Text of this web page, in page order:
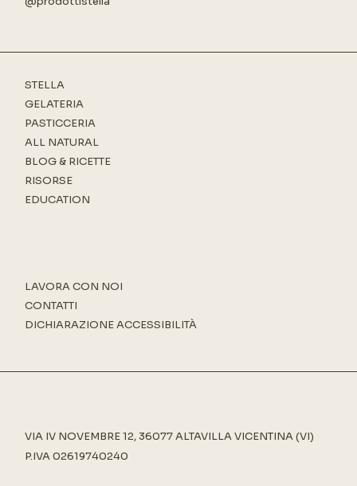
STELLA
GELATERIA
PASTICCERIA
ALL NATURAL
BLOG & RICETTE
RISORSE
EDUCATION
LAVORA CON NOI
CONTATTI
DICHIARAZIONE ACCESSIBILITÀ
VIA IV NOVEMBRE 12, 36077 ALTAVILLA VICENTINA (VI)
P.IVA 02619740240